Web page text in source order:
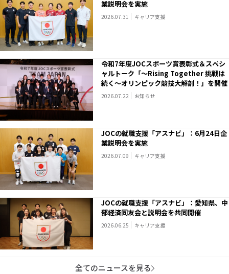
業説明会を実施
2026.07.31 キャリア支援
令和7年度JOCスポーツ賞表彰式＆スペシ
ャルトーク「～Rising Together 挑戦は
続く～オリンピック競技大解剖！」を開催
2026.07.22 お知らせ
JOCの就職支援「アスナビ」：6月24日企
業説明会を実施
2026.07.09 キャリア支援
JOCの就職支援「アスナビ」：愛知県、中
部経済同友会と説明会を共同開催
2026.06.25 キャリア支援
全てのニュースを見る